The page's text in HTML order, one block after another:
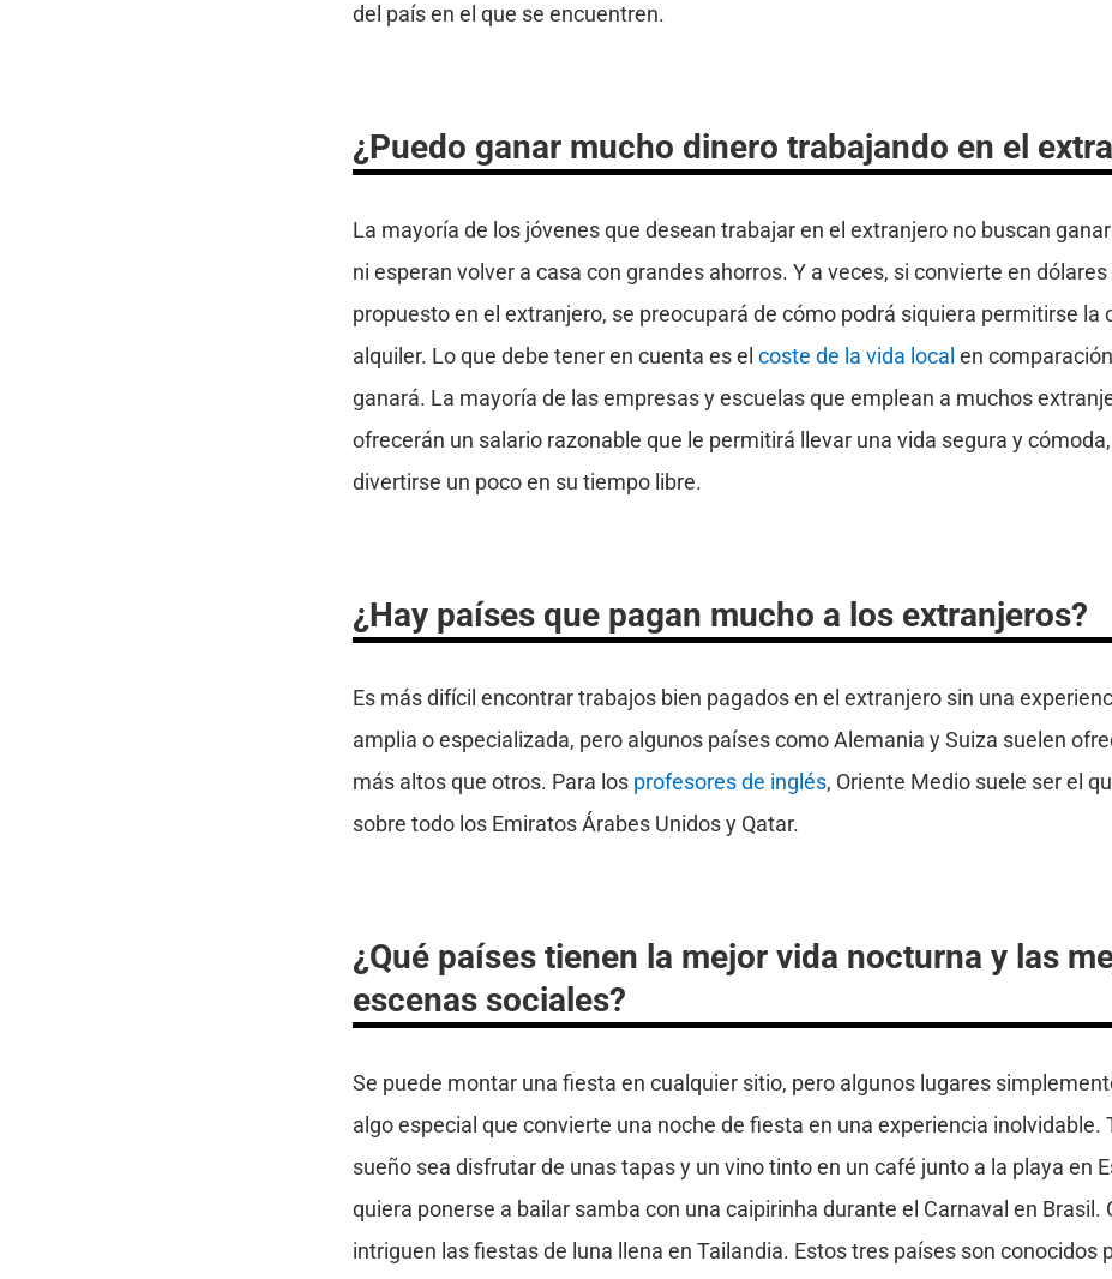
del país en el que se encuentren.
¿Puedo ganar mucho dinero trabajando en el
La mayoría de los jóvenes que desean trabajar en el extranjero no buscan
ni esperan volver a casa con grandes ahorros. Y a veces, si convierte en
propuesto en el extranjero, se preocupará de cómo podrá siquiera permitirse la
alquiler. Lo que debe tener en cuenta es el coste de la vida local en
ganará. La mayoría de las empresas y escuelas que emplean a muchos
ofrecerán un salario razonable que le permitirá llevar una vida segura y
divertirse un poco en su tiempo libre.
¿Hay países que pagan mucho a los extranjeros?
Es más difícil encontrar trabajos bien pagados en el extranjero sin una
amplia o especializada, pero algunos países como Alemania y Suiza suelen
más altos que otros. Para los profesores de inglés, Oriente Medio suele ser el
sobre todo los Emiratos Árabes Unidos y Qatar.
¿Qué países tienen la mejor vida nocturna y las
escenas sociales?
Se puede montar una fiesta en cualquier sitio, pero algunos lugares
algo especial que convierte una noche de fiesta en una experiencia inolvidable.
sueño sea disfrutar de unas tapas y un vino tinto en un café junto a la playa en
quiera ponerse a bailar samba con una caipirinha durante el Carnaval en Brasil.
intriguen las fiestas de luna llena en Tailandia. Estos tres países son conocidos